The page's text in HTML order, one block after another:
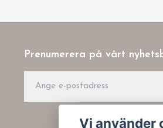
Prenumerera på vårt
Vi använder